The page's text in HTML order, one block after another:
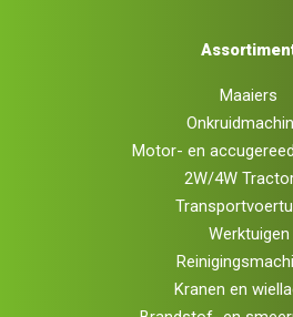
Maaiers
Motor- en
2W/4W
Werktuigen
Kranen en